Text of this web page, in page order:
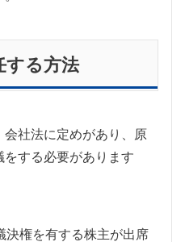
る方法
社法に定めがあり、原
する必要があります
決権を有する株主が出席